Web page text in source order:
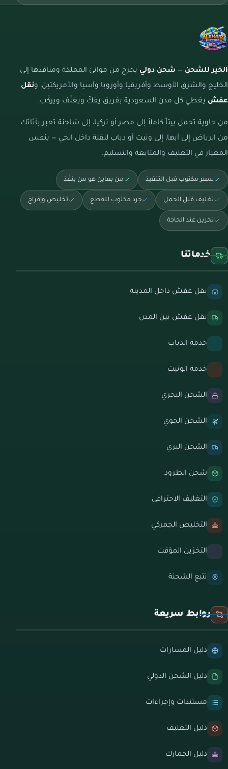
الخير للشحن — شحن دولي يخرج من موانئ المملكة ومنافذها إلى
الخليج والشرق الأوسط وأفريقيا وأوروبا وآسيا والأمريكتين، ونقل
عفش يغطي كل مدن السعودية بفريق يفكّ ويغلّف ويركّب.
من حاوية تحمل بيتاً كاملاً إلى مصر أو تركيا، إلى شاحنة تعبر بأثاثك
من الرياض إلى أبها، إلى ونيت أو دباب لنقلة داخل الحي — بنفس
المعيار في التغليف والمتابعة والتسليم.
سعر مكتوب قبل التنفيذ من يعاين هو من ينفّذ
تغليف قبل الحمل جرد مكتوب للقطع تخليص وإفراج
تخزين عند الحاجة
خدماتنا
نقل عفش داخل المدينة
نقل عفش بين المدن
خدمة الدباب
خدمة الونيت
الشحن البحري
الشحن الجوي
الشحن البري
شحن الطرود
التغليف الاحترافي
التخليص الجمركي
التخزين المؤقت
تتبع الشحنة
روابط سريعة
دليل المسارات
دليل الشحن الدولي
مستندات وإجراءات
دليل التغليف
دليل الجمارك